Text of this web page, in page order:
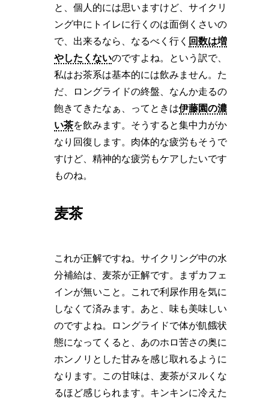
と、個人的には思いますけど、サイクリ
ング中にトイレに行くのは面倒くさいの
で、出来るなら、なるべく行く 回数は増
やしたくないのですよね。という訳で、
私はお茶系は基本的には飲みません。た
だ、ロングライドの終盤、なんか走るの
飽きてきたなぁ、ってときは伊藤園の濃
い茶を飲みます。そうすると集中力がか
なり回復します。肉体的な疲労もそうで
すけど、精神的な疲労もケアしたいです
ものね。
麦茶
これが正解ですね。サイクリング中の水
分補給は、麦茶が正解です。まずカフェ
インが無いこと。これで利尿作用を気に
しなくて済みます。あと、味も美味しい
のですよね。ロングライドで体が飢餓状
態になってくると、あのホロ苦さの奥に
ホンノリとした甘みを感じ取れるように
なります。この甘味は、麦茶がヌルくな
るほど感じられます。キンキンに冷えた